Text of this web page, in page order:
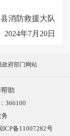
防救援大队
年7月20日
政府部门网站
助
366100
ICP备11007282号